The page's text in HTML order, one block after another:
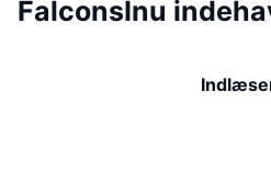
FalconsInu